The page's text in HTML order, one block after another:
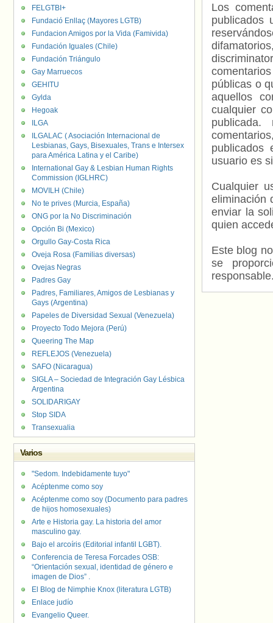
Los
publicados
públicas o
aquellos
cualquier
usuario es
Cualquier
eliminación
enviar la
quien
Este blog
se
FELGTBI+
Fundació Enllaç (Mayores LGTB)
Fundacion Amigos por la Vida (Famivida)
Fundación Iguales (Chile)
Fundación Triángulo
Gay Marruecos
GEHITU
Gylda
Hegoak
ILGA
ILGALAC ( Asociación Internacional de
Lesbianas, Gays, Bisexuales, Trans e Intersex
para América Latina y el Caribe)
International Gay & Lesbian Human Rights
Commission (IGLHRC)
MOVILH (Chile)
No te prives (Murcia, España)
ONG por la No Discriminación
Opción Bi (Mexico)
Orgullo Gay-Costa Rica
Oveja Rosa (Familias diversas)
Ovejas Negras
Padres Gay
Padres, Familiares, Amigos de Lesbianas y
Gays (Argentina)
Papeles de Diversidad Sexual (Venezuela)
Proyecto Todo Mejora (Perú)
Queering The Map
REFLEJOS (Venezuela)
SAFO (Nicaragua)
SIGLA – Sociedad de Integración Gay Lésbica
Argentina
SOLIDARIGAY
Stop SIDA
Transexualia
Varios
"Sedom. Indebidamente tuyo"
Acéptenme como soy
Acéptenme como soy (Documento para padres
de hijos homosexuales)
Arte e Historia gay. La historia del amor
masculino gay.
Bajo el arcoíris (Editorial infantil LGBT).
Conferencia de Teresa Forcades OSB:
“Orientación sexual, identidad de género e
imagen de Dios” .
El Blog de Nimphie Knox (literatura LGTB)
Enlace judío
Evangelio Queer.